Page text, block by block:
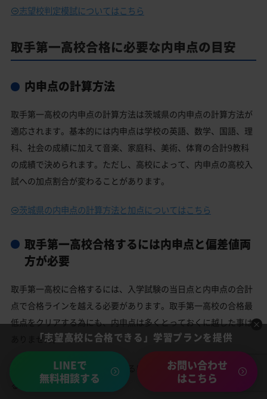
志望校判定模試についてはこちら
取手第一高校合格に必要な内申点の目安
内申点の計算方法
取手第一高校の内申点の計算方法は茨城県の内申点の計算方法が
適応されます。基本的には内申点は学校の英語、数学、国語、理
科、社会の成績に加えて音楽、家庭科、美術、体育の合計9教科
の成績で決められます。ただし、高校によって、内申点の高校入
試への加点割合が変わることがあります。
茨城県の内申点の計算方法と加点についてはこちら
取手第一高校合格するには内申点と偏差値両
方が必要
取手第一高校に合格するには、入学試験の当日点と内申点の合計
点で合格ラインを越える必要があります。取手第一高校の合格最
低点をクリアする為にも、内申点は多くとっておくに越した事は
ありません。
ただ、「取手第一高校を受験するには内申点が低い」と悩んでい
る中学生でも大丈夫！
「志望高校に合格できる」学習プランを提供
LINEで
無料相談する
お問い合わせ
はこちら